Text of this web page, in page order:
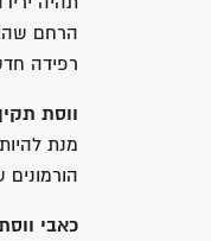
הרחם
רפידה
ווסת תקין
מנת
כאבי